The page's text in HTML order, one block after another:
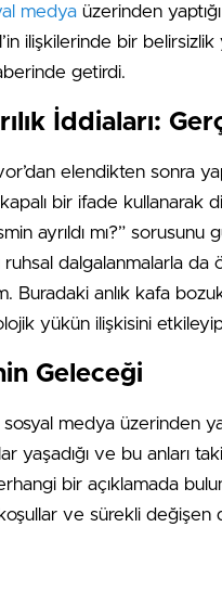
medya üzerinden
ilişkilerinde bir belirsizlik
getirdi.
İddiaları:
elendikten sonra
bir ifade
ayrıldı mı?”
ruhsal dalgalanmalarla
Buradaki anlık kafa
yükün ilişkisini
Geleceği
medya üzerinden
yaşadığı ve bu anları
bir açıklamada
ve sürekli değişen